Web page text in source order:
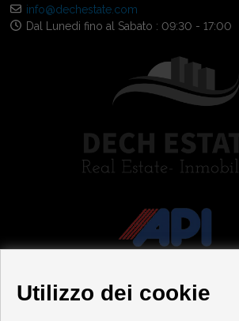
info@dechestate.com
Dal Lunedi fino al Sabato : 09:30 - 17:00
Utilizzo dei cookie